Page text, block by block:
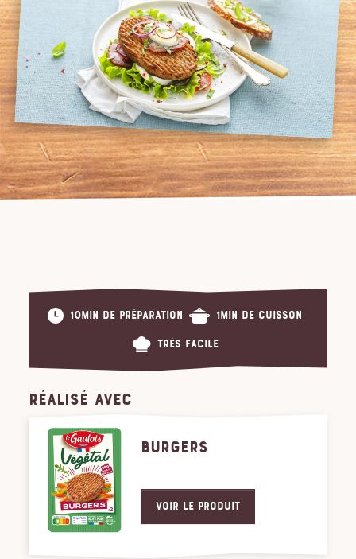
10min de préparation 1min de cuisson
Très facile
RÉALISÉ AVEC
BURGERS
Voir le produit